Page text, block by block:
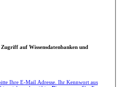
Ihre E-Mail Adresse. Ihr Kennwort aus